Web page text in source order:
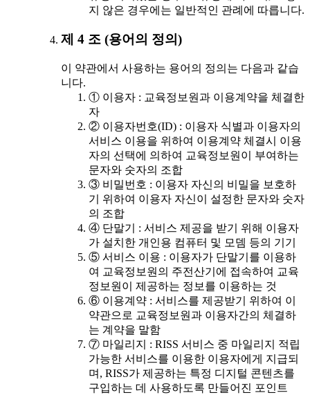
지 않은 경우에는 일반적인 관례에 따릅니다.
제 4 조 (용어의 정의)
이 약관에서 사용하는 용어의 정의는 다음과 같습
니다.
① 이용자 : 교육정보원과 이용계약을 체결한
자
② 이용자번호(ID) : 이용자 식별과 이용자의
서비스 이용을 위하여 이용계약 체결시 이용
자의 선택에 의하여 교육정보원이 부여하는
문자와 숫자의 조합
③ 비밀번호 : 이용자 자신의 비밀을 보호하
기 위하여 이용자 자신이 설정한 문자와 숫자
의 조합
④ 단말기 : 서비스 제공을 받기 위해 이용자
가 설치한 개인용 컴퓨터 및 모뎀 등의 기기
⑤ 서비스 이용 : 이용자가 단말기를 이용하
여 교육정보원의 주전산기에 접속하여 교육
정보원이 제공하는 정보를 이용하는 것
⑥ 이용계약 : 서비스를 제공받기 위하여 이
약관으로 교육정보원과 이용자간의 체결하
는 계약을 말함
⑦ 마일리지 : RISS 서비스 중 마일리지 적립
가능한 서비스를 이용한 이용자에게 지급되
며, RISS가 제공하는 특정 디지털 콘텐츠를
구입하는 데 사용하도록 만들어진 포인트